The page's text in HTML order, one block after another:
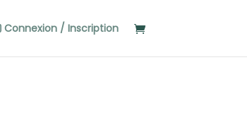
Connexion / Inscription